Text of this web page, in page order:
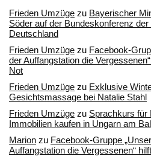
Frieden Umzüge zu Bayerischer
Söder auf der Bundeskonferenz
Deutschland
Frieden Umzüge zu Facebook-
der Auffangstation die
Not
Frieden Umzüge zu Exklusive
Gesichtsmassage bei Natalie Stahl
Frieden Umzüge zu Sprachkurs für
Immobilien kaufen in Ungarn am
Marion zu Facebook-Gruppe
Auffangstation die Vergessenen“